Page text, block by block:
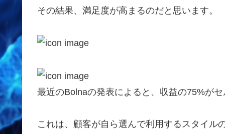
その結果、満足度が高まるのだと思います。
最近のBolnaの発表によると、収益の75%が
これは、顧客が自ら選んで利用するスタイル